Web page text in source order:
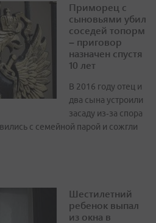
Приморец с
сыновьями убил
соседей топорм
– приговор
назначен спустя
10 лет
В 2016 году отец и
два сына устроили
засаду из‑за спора
с семейной парой и сожгли
Шестилетний
ребенок выпал
из окна в